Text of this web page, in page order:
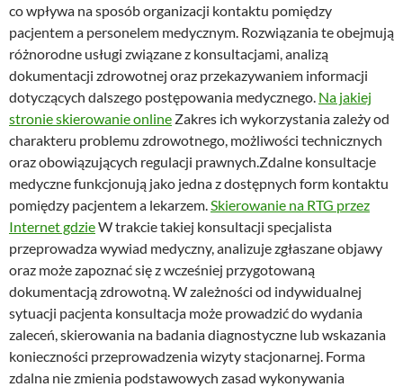
co wpływa na sposób organizacji kontaktu pomiędzy
pacjentem a personelem medycznym. Rozwiązania te obejmują
różnorodne usługi związane z konsultacjami, analizą
dokumentacji zdrowotnej oraz przekazywaniem informacji
dotyczących dalszego postępowania medycznego. Na jakiej
stronie skierowanie online Zakres ich wykorzystania zależy od
charakteru problemu zdrowotnego, możliwości technicznych
oraz obowiązujących regulacji prawnych.Zdalne konsultacje
medyczne funkcjonują jako jedna z dostępnych form kontaktu
pomiędzy pacjentem a lekarzem.Skierowanie na RTG przez
Internet gdzieW trakcie takiej konsultacji specjalista
przeprowadza wywiad medyczny, analizuje zgłaszane objawy
oraz może zapoznać się z wcześniej przygotowaną
dokumentacją zdrowotną. W zależności od indywidualnej
sytuacji pacjenta konsultacja może prowadzić do wydania
zaleceń, skierowania na badania diagnostyczne lub wskazania
konieczności przeprowadzenia wizyty stacjonarnej. Forma
zdalna nie zmienia podstawowych zasad wykonywania